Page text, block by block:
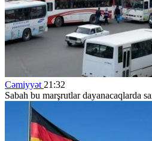
Cəmiyyət 21:32
Sabah bu marşrutlar dayanacaqlarda